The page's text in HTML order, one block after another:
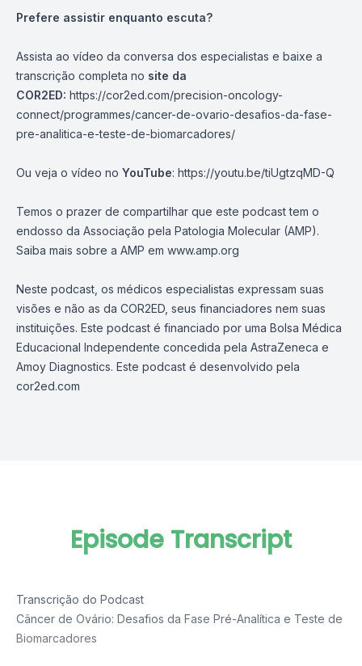
Prefere assistir enquanto escuta?
Assista ao vídeo da conversa dos especialistas e baixe a
transcrição completa no site da
COR2ED: https://cor2ed.com/precision-oncology-
connect/programmes/cancer-de-ovario-desafios-da-fase-
pre-analitica-e-teste-de-biomarcadores/
Ou veja o vídeo no YouTube: https://youtu.be/tiUgtzqMD-Q
Temos o prazer de compartilhar que este podcast tem o
endosso da Associação pela Patologia Molecular (AMP).
Saiba mais sobre a AMP em www.amp.org
Neste podcast, os médicos especialistas expressam suas
visões e não as da COR2ED, seus financiadores nem suas
instituições. Este podcast é financiado por uma Bolsa Médica
Educacional Independente concedida pela AstraZeneca e
Amoy Diagnostics. Este podcast é desenvolvido pela
cor2ed.com
Episode Transcript